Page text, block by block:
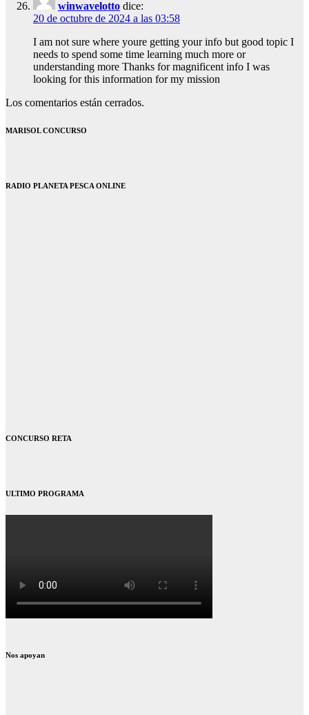
winwavelotto dice:
20 de octubre de 2024 a las 03:58
I am not sure where youre getting your info but good topic I
needs to spend some time learning much more or
understanding more Thanks for magnificent info I was
looking for this information for my mission
Los comentarios están cerrados.
MARISOL CONCURSO
RADIO PLANETA PESCA ONLINE
CONCURSO RETA
ULTIMO PROGRAMA
Nos apoyan